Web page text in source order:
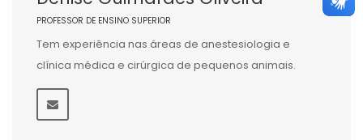
PROFESSOR DE ENSINO SUPERIOR
Tem experiência nas áreas de anestesiologia e
clínica médica e cirúrgica de pequenos animais.